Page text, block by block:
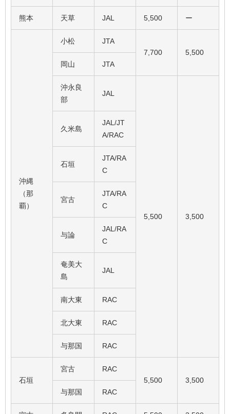
熊本 天草 JAL 5,500 ー
沖縄
（那
覇）
小松
JTA
7,700
5,500
岡山
JTA
沖永良
部
JAL
5,500 3,500
久米島
JAL/JT
A/RAC
石垣
JTA/RA
C
宮古
JTA/RA
C
与論
JAL/RA
C
奄美大
島
JAL
南大東 RAC
北大東 RAC
与那国 RAC
石垣
宮古
RAC
5,500
3,500
与那国
RAC